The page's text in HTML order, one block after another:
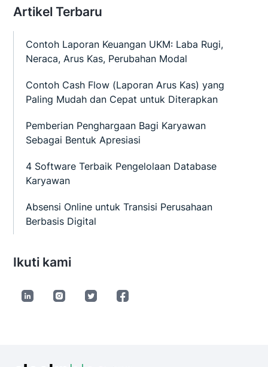
Artikel Terbaru
Contoh Laporan Keuangan UKM: Laba Rugi,
Neraca, Arus Kas, Perubahan Modal
Contoh Cash Flow (Laporan Arus Kas) yang
Paling Mudah dan Cepat untuk Diterapkan
Pemberian Penghargaan Bagi Karyawan
Sebagai Bentuk Apresiasi
4 Software Terbaik Pengelolaan Database
Karyawan
Absensi Online untuk Transisi Perusahaan
Berbasis Digital
Ikuti kami